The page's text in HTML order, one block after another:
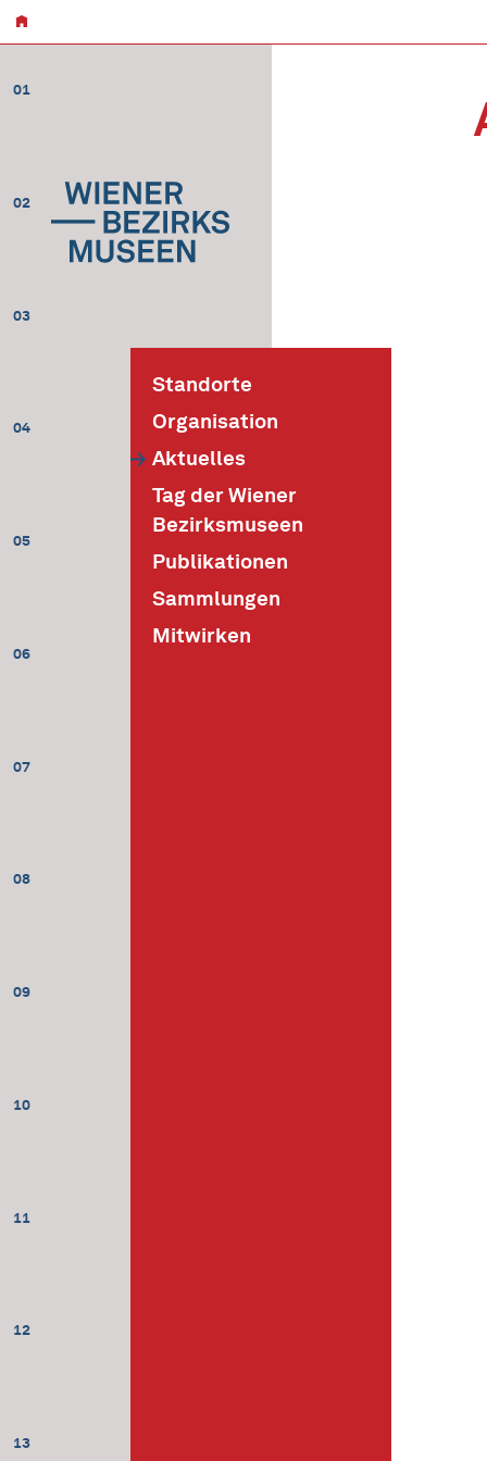
01
02
03
04
05
06
07
08
09
10
11
12
13
Standorte
Organisation
Aktuelles
Tag der Wiener
Bezirksmuseen
Publikationen
Sammlungen
Mitwirken